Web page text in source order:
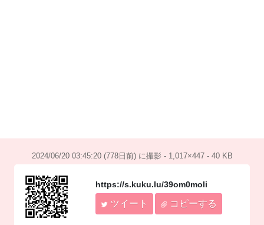
2024/06/20 03:45:20 (778日前) に撮影 - 1,017×447 - 40 KB
https://s.kuku.lu/39om0moli
ツイート コピーする